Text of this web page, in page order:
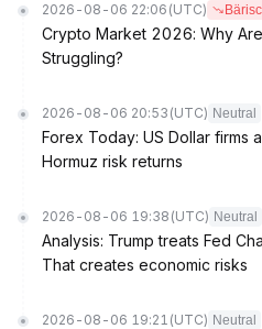
2026-08-06 22:06 (UTC)
Crypto Market 2026: Why
Struggling?
2026-08-06 20:53 (UTC) Neutral
Forex Today: US Dollar firms
Hormuz risk returns
2026-08-06 19:38 (UTC) Neutral
Analysis: Trump treats Fed
That creates economic risks
2026-08-06 19:21 (UTC) Neutral